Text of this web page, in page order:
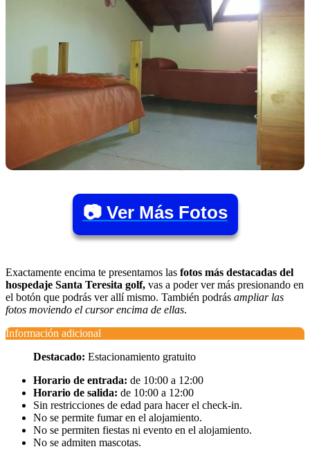
📷 Ver Más Fotos
Exactamente encima te presentamos las fotos más destacadas del
hospedaje Santa Teresita golf, vas a poder ver más presionando en
el botón que podrás ver allí mismo. También podrás ampliar las
fotos moviendo el cursor encima de ellas.
Información adicional
Destacado: Estacionamiento gratuito
Horario de entrada: de 10:00 a 12:00
Horario de salida: de 10:00 a 12:00
Sin restricciones de edad para hacer el check-in.
No se permite fumar en el alojamiento.
No se permiten fiestas ni evento en el alojamiento.
No se admiten mascotas.